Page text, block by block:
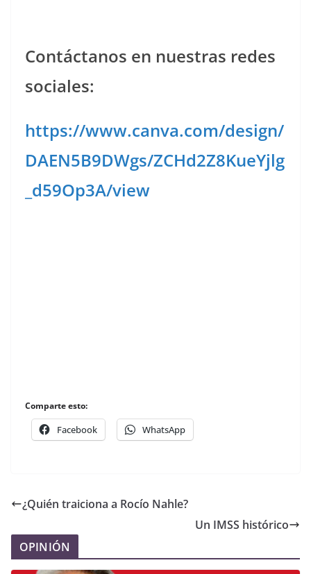
Contáctanos en nuestras redes
sociales:
https://www.canva.com/design/
DAEN5B9DWgs/ZCHd2Z8KueYjlg
_d59Op3A/view
Comparte esto:
Facebook WhatsApp
¿Quién traiciona a Rocío Nahle?
Un IMSS histórico
OPINIÓN